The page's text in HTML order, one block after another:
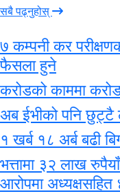
सबै पढ्नुहोस्
७ कम्पनी कर
फैसला हुने
करोडको काममा
अब ईभीको पनि छुट्टै
१ खर्ब १८ अर्ब बढी
भत्तामा ३२ लाख
आरोपमा अध्यक्षसहित